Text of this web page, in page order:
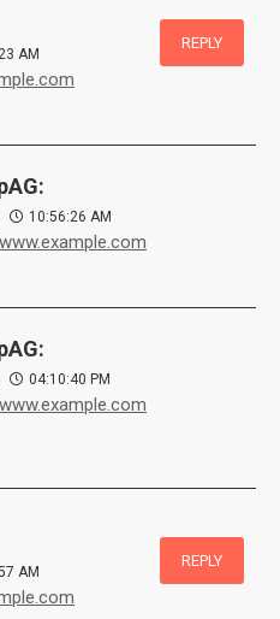
AM
REPLY
10:56:26 AM
04:10:40 PM
AM
REPLY